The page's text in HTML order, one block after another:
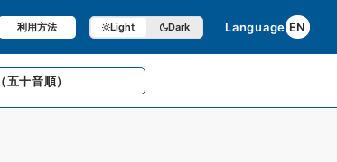
利用方法 Light Dark Language EN
（五十音順）